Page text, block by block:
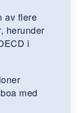
av flere
herunder
i
med